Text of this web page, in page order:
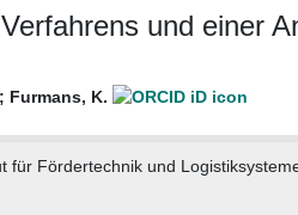
und einer
; Furmans, K.
für Fördertechnik und